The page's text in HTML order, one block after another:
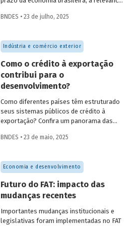
Amazônia e FGI para o desenvolvimento,
públicos de crédito à exportação, o novo
protagonismo da política industrial, um
método para calcular prêmio de risco em
projetos de infraestrutura e o controle
societário de companhias abertas por
fundos de investimento no Brasil.
BNDES • 23 de julho, 2025
Indústria e comércio exterior
Como o crédito à exportação
contribui para o
desenvolvimento?
Como diferentes países têm estruturado
seus sistemas públicos de crédito à
exportação? Confira um panorama das
entenda como esses sistemas
econômico, a inovação e a inserção
competitiva no mercado global.
BNDES • 23 de maio, 2025
Economia e desenvolvimento
Futuro do FAT: impacto das
mudanças recentes
Importantes mudanças institucionais e
legislativas foram implementadas no FAT